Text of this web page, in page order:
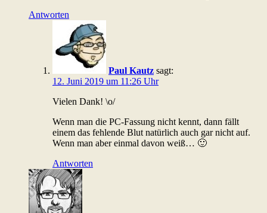
Antworten
Paul Kautz sagt:
12. Juni 2019 um 11:26 Uhr
Vielen Dank! \o/
Wenn man die PC-Fassung nicht kennt, dann fällt
einem das fehlende Blut natürlich auch gar nicht auf.
Wenn man aber einmal davon weiß… 🙂
Antworten